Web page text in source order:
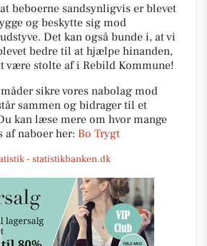
beboerne sandsynligvis er blevet
og beskytte sig mod
Det kan også bunde i, at vi
bedre til at hjælpe hinanden,
være stolte af i Rebild Kommune!
sikre vores nabolag mod
sammen og bidrager til et
kan læse mere om hvor mange
af naboer her: Bo Trygt
- statistikbanken.dk